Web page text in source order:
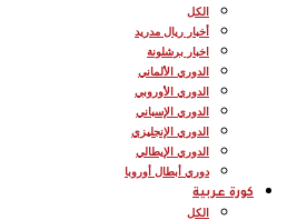
الكل
أخبار ريال مدريد
اخبار برشلونة
الدوري الألماني
الدوري الأوروبي
الدوري الإسباني
الدوري الإنجليزي
الدوري الإيطالي
دوري أبطال أوروبا
كورة عربية
الكل